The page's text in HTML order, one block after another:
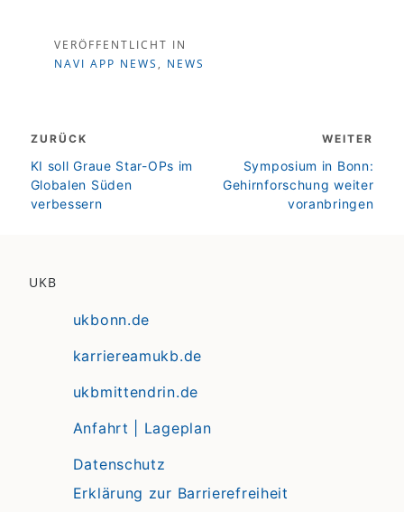
VERÖFFENTLICHT IN
NAVI APP NEWS, NEWS
ZURÜCK
zurück
KI soll Graue Star-OPs im
Globalen Süden
verbessern
WEITER
weiter
Symposium in Bonn:
Gehirnforschung weiter
voranbringen
UKB
ukbonn.de
karriereamukb.de
ukbmittendrin.de
Anfahrt | Lageplan
Datenschutz
Erklärung zur Barrierefreiheit